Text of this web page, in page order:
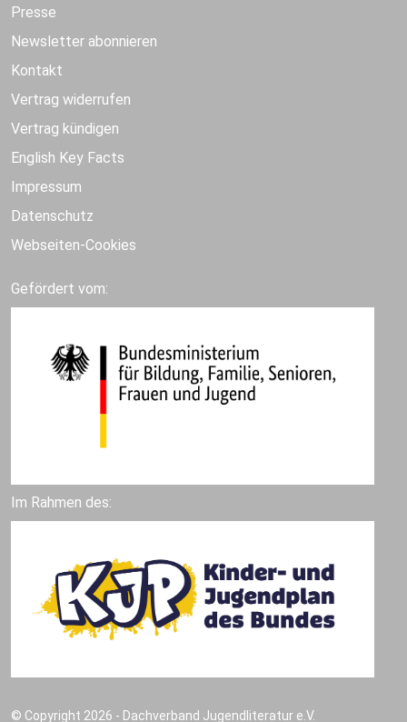
Presse
Newsletter abonnieren
Kontakt
Vertrag widerrufen
Vertrag kündigen
English Key Facts
Impressum
Datenschutz
Webseiten-Cookies
Gefördert vom:
Im Rahmen des:
© Copyright 2026 - Dachverband Jugendliteratur e.V.